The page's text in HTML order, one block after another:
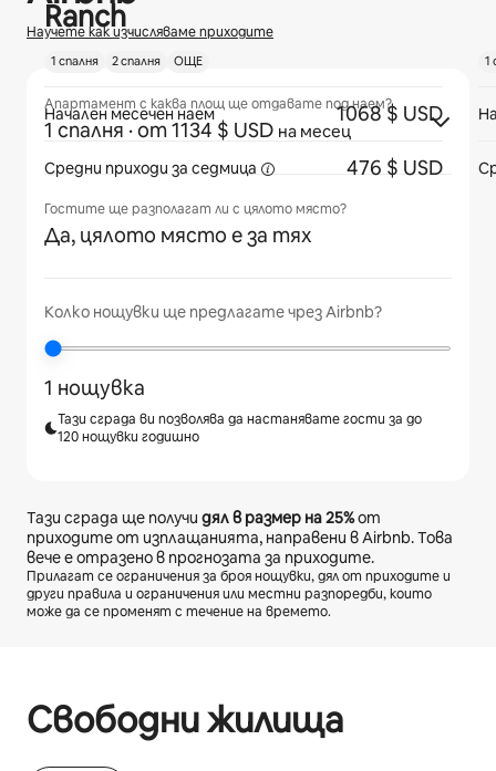
Научете как изчисляваме приходите
Апартамент с каква площ ще отдавате под наем?
1 спалня · от 1134 $ USD на месец
Гостите ще разполагат ли с цялото място?
Да, цялото място е за тях
Колко нощувки ще предлагате чрез Airbnb?
1 нощувка
Тази сграда ви позволява да настанявате гости за до
120 нощувки годишно
Тази сграда ще получи дял в размер на25%от
приходите от изплащанията, направени в Airbnb. Това
вече е отразено в прогнозата за приходите.
Прилагат се ограничения за броя нощувки, дял от приходите и
други правила и ограничения или местни разпоредби, които
може да се променят с течение на времето.
Свободни жилища
Ranch
1 спалня 2 спалня ОЩЕ
Начален месечен наем 1068 $ USD
Средни приходи за седмица 476 $ USD
1